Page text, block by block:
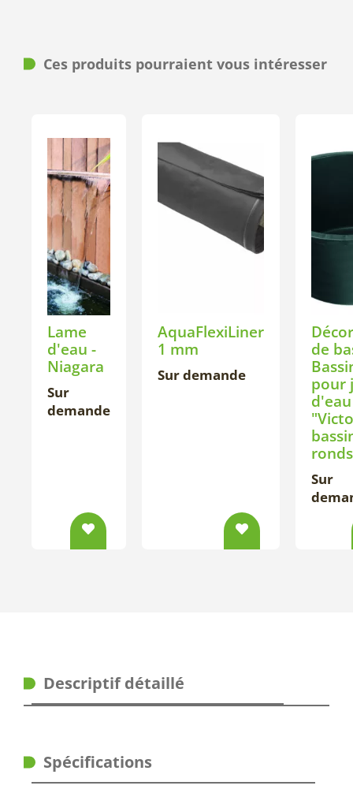
Ces produits pourraient vous intéresser
Lame
d'eau -
Niagara
Sur
demande
AquaFlexiLiner
1 mm
Sur demande
de
pour
d'eau
ronds
Sur
Descriptif détaillé
Spécifications